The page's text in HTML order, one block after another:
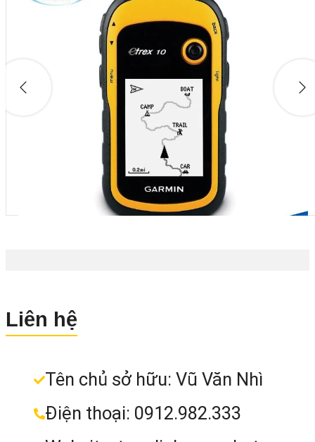
Liên hệ
Tên chủ sở hữu: Vũ Văn Nhì
Điện thoại: 0912.982.333